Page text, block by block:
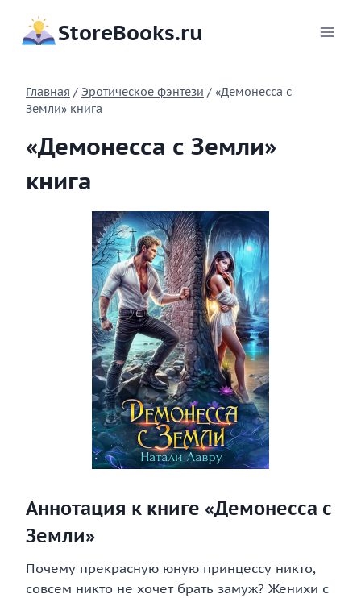
содержимому
StoreBooks.ru
Главная / Эротическое фэнтези / «Демонесса с
Земли» книга
«Демонесса с Земли»
книга
Аннотация к книге «Демонесса с
Земли»
Почему прекрасную юную принцессу никто,
совсем никто не хочет брать замуж? Женихи с